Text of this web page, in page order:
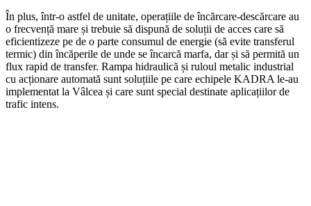
În plus, într-o astfel de unitate, operațiile de încărcare-descărcare au
o frecvență mare și trebuie să dispună de soluții de acces care să
eficientizeze pe de o parte consumul de energie (să evite transferul
termic) din încăperile de unde se încarcă marfa, dar și să permită un
flux rapid de transfer. Rampa hidraulică și ruloul metalic industrial
cu acționare automată sunt soluțiile pe care echipele KADRA le-au
implementat la Vâlcea și care sunt special destinate aplicațiilor de
trafic intens.